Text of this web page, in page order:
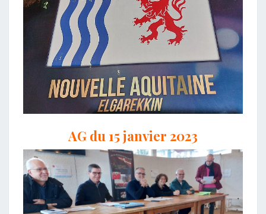
AG du 15 janvier 2023